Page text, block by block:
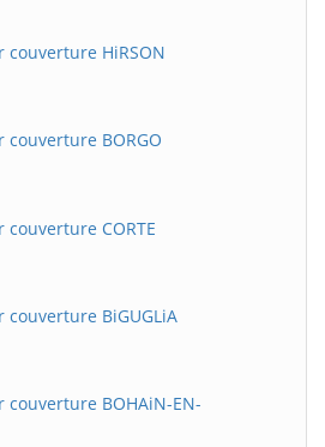
HiRSON
BORGO
CORTE
BiGUGLiA
BOHAiN-EN-